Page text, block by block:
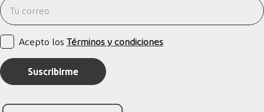
Acepto los Términos y condiciones
Suscribirme